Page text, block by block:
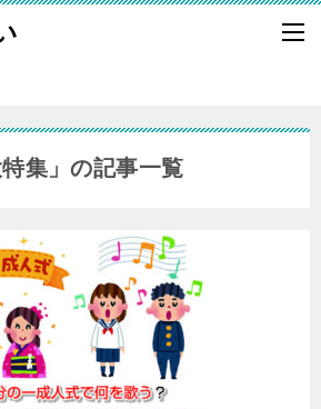
特集」の記事一覧